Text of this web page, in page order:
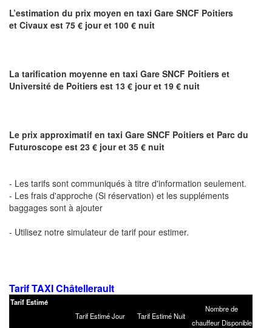
L’estimation du prix moyen en taxi Gare SNCF Poitiers
et Civaux est 75 € jour et 100 € nuit
La tarification moyenne en taxi Gare SNCF Poitiers et
Université de Poitiers est 13 € jour et 19 € nuit
Le prix approximatif en taxi Gare SNCF Poitiers et Parc du
Futuroscope est 23 € jour et 35 € nuit
- Les tarifs sont communiqués à titre d'information seulement.
- Les frais d'approche (Si réservation) et les suppléments
baggages sont à ajouter
- Utilisez notre simulateur de tarif pour estimer.
Tarif TAXI Châtellerault
Tarif Estimé
Tarif Estimé Jour
Tarif Estimé Nuit
Nombre de
chauffeur Disponible